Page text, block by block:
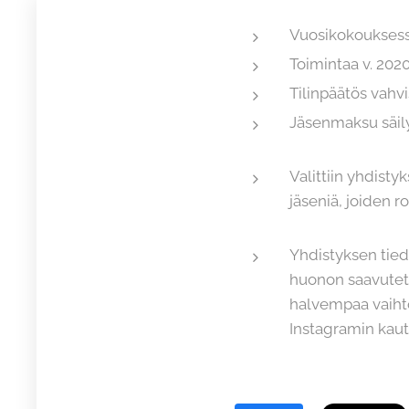
Toimintaa v.
Tilinpäätös
Jäsenmaksu
Valittiin
jäseniä, joiden
Yhdistyksen
huonon
halvempaa
Instagramin